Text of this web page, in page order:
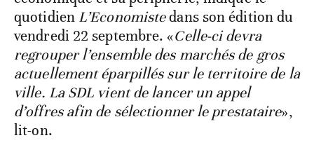
quotidien L’Economistedans son édition du
vendredi 22 septembre. «Celle-ci devra
regrouper l’ensemble des marchés de gros
actuellement éparpillés sur le territoire de la
ville. La SDL vient de lancer un appel
d’offres afin de sélectionner le prestataire»,
lit-on.